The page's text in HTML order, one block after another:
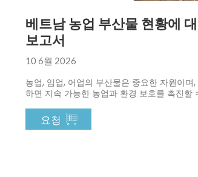
베트남 농업 부산물 현황에
보고서
10 6월 2026
농업, 임업, 어업의 부산물은 중요한 자원이며
하면 지속 가능한 농업과 환경 보호를 촉진할
요청